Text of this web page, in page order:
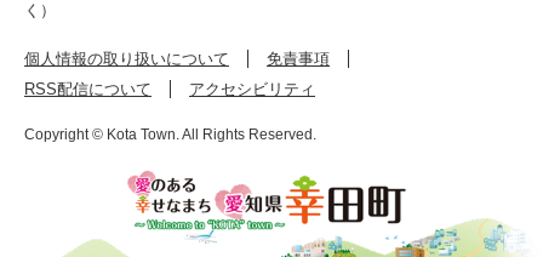
く）
個人情報の取り扱いについて
免責事項
RSS配信について
アクセシビリティ
Copyright © Kota Town. All Rights Reserved.